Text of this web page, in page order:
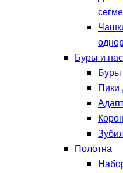
Буры и
Буры
Пики
Полотна